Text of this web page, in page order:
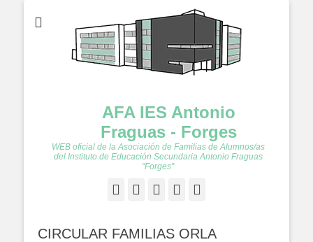
AFA IES Antonio
Fraguas - Forges
WEB oficial de la Asociación de Familias de Alumnos/as
del Instituto de Educación Secundaria Antonio Fraguas
"Forges"
Facebook
Twitter
Feed YouTube
CIRCULAR FAMILIAS ORLA